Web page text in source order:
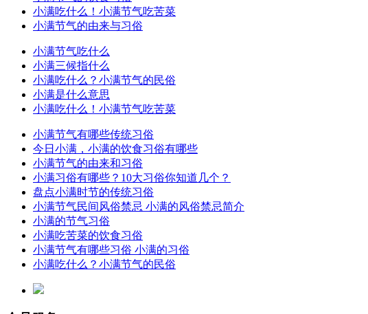
小满吃什么！小满节气吃苦菜
小满节气的由来与习俗
小满节气吃什么
小满三候指什么
小满吃什么？小满节气的民俗
小满是什么意思
小满吃什么！小满节气吃苦菜
小满节气有哪些传统习俗
今日小满，小满的饮食习俗有哪些
小满节气的由来和习俗
小满习俗有哪些？10大习俗你知道几个？
盘点小满时节的传统习俗
小满节气民间风俗禁忌 小满的风俗禁忌简介
小满的节气习俗
小满吃苦菜的饮食习俗
小满节气有哪些习俗 小满的习俗
小满吃什么？小满节气的民俗